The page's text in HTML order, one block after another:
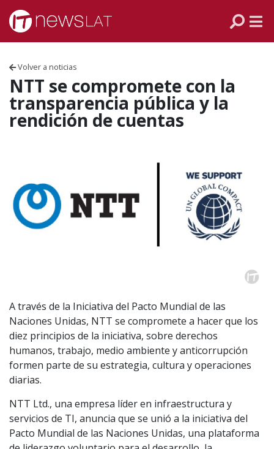
Skip to content
Volver a noticias
NTT se compromete con la
transparencia pública y la
rendición de cuentas
A través de la Iniciativa del Pacto Mundial de las
Naciones Unidas, NTT se compromete a hacer que los
diez principios de la iniciativa, sobre derechos
humanos, trabajo, medio ambiente y anticorrupción
formen parte de su estrategia, cultura y operaciones
diarias.
NTT Ltd., una empresa líder en infraestructura y
servicios de TI, anuncia que se unió a la iniciativa del
Pacto Mundial de las Naciones Unidas, una plataforma
VENEZUELA
ECUADOR
ARGENTINA